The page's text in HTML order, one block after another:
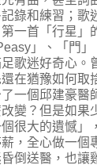
錄和練習；歌
一首「行星」
」、「門
歌迷好奇心。
在猶豫如何取
一個邱建豪醫
變？但是如果
很大的遺憾」
，全心做一個
倒送醫，也讓